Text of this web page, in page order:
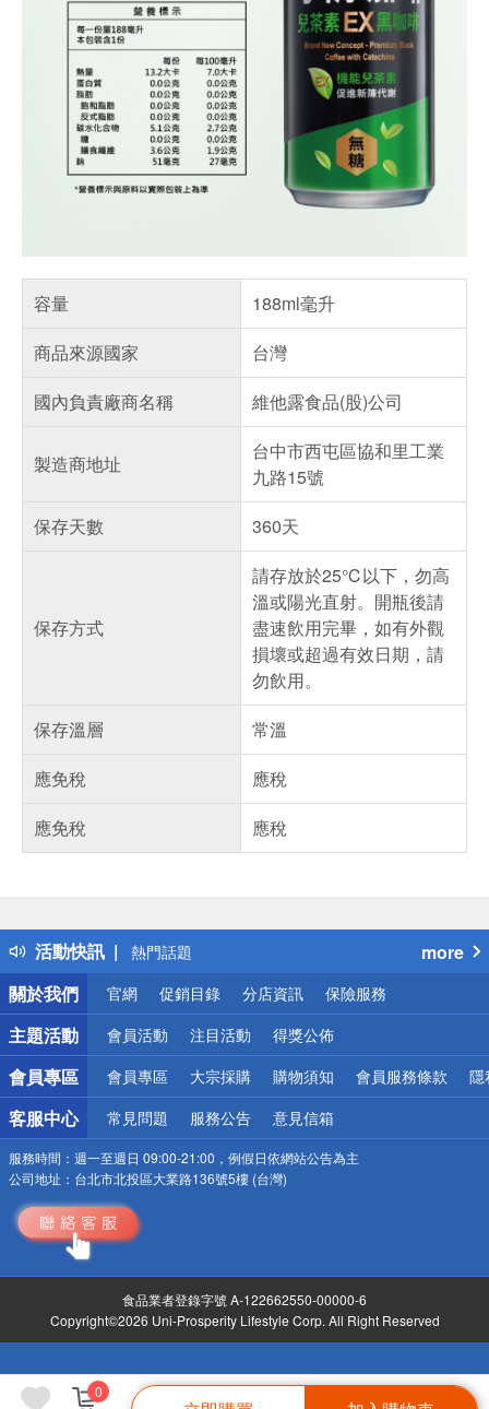
0
容量
188ml毫升
商品來源國家
台灣
國內負責廠商名稱
維他露食品(股)公司
製造商地址
台中市西屯區協和里工業
九路15號
保存天數
360天
保存方式
請存放於25℃以下，勿高
溫或陽光直射。開瓶後請
盡速飲用完畢，如有外觀
損壞或超過有效日期，請
勿飲用。
保存溫層
常溫
應免稅
應稅
應免稅
應稅
活動快訊
得獎公告
熱門話題
銀行優惠
偏遠地區配送
詐騙網頁！請小心！
more
關於我們
官網 促銷目錄 分店資訊 保險服務
主題活動 會員活動 注目活動 得獎公佈
會員專區 會員專區 大宗採購 購物須知 會員服務條款 隱
客服中心 常見問題 服務公告 意見信箱
服務時間： 週一至週日 09:00-21:00，例假日依網站公告為主
公司地址： 台北市北投區大業路136號5樓 (台灣)
食品業者登錄字號 A-122662550-00000-6
Copyright©2026 Uni-Prosperity Lifestyle Corp. All Right Reserved